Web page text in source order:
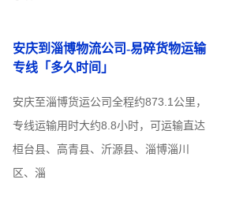
安庆到淄博物流公司-易碎货物运输
专线「多久时间」
安庆至淄博货运公司全程约873.1公里，
专线运输用时大约8.8小时，可运输直达
桓台县、高青县、沂源县、淄博淄川
区、淄